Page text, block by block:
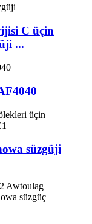
C üçin
...
süzgüji